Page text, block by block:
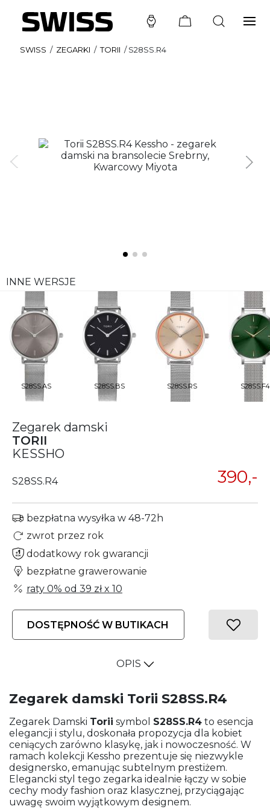
SWISS / ZEGARKI / TORII /S28SS.R4
INNE WERSJE
S28SS.AS S28SS.BS S28SS.RS S28SS.F4
Zegarek damski
TORII
KESSHO
S28SS.R4 390,-
bezpłatna wysyłka w 48-72h
zwrot przez rok
dodatkowy rok gwarancji
bezpłatne grawerowanie
raty 0% od 39 złx 10
DOSTĘPNOŚĆ W BUTIKACH
OPIS
Zegarek damski Torii S28SS.R4
Zegarek Damski Torii symbol S28SS.R4 to esencja
elegancji i stylu, doskonała propozycja dla kobiet
ceniących zarówno klasykę, jak i nowoczesność. W
ramach kolekcji Kessho prezentuje się niezwykle
designersko, emanując subtelnym prestiżem.
Elegancki styl tego zegarka idealnie łączy w sobie
cechy mody fashion oraz klasycznej, przyciągając
uwagę swoim wyjątkowym designem.